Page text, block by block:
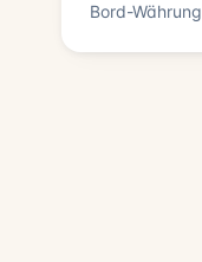
Bord-Währung